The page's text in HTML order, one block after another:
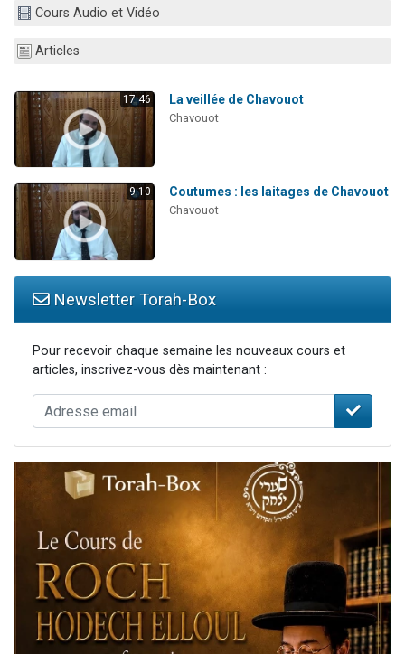
12 nouvelles musiques dans Torah-Box Music
Cours Audio et Vidéo
Articles
17:46 La veillée de Chavouot
Chavouot
9:10 Coutumes : les laitages de Chavouot
Chavouot
Newsletter Torah-Box
Pour recevoir chaque semaine les nouveaux cours et
articles, inscrivez-vous dès maintenant :